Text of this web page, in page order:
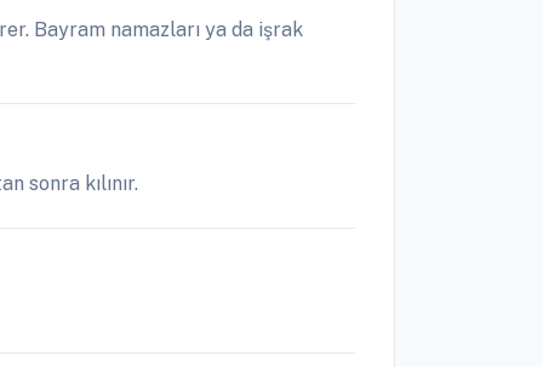
Bayram namazları ya da işrak
sonra kılınır.